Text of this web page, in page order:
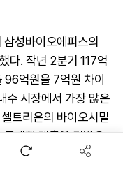
성바이오에피스의
다. 작년 2분기 117억
96억원을 7억원 차이
수 시장에서 가장 많은
트리온의 바이오시밀
개한 매출을 기반으